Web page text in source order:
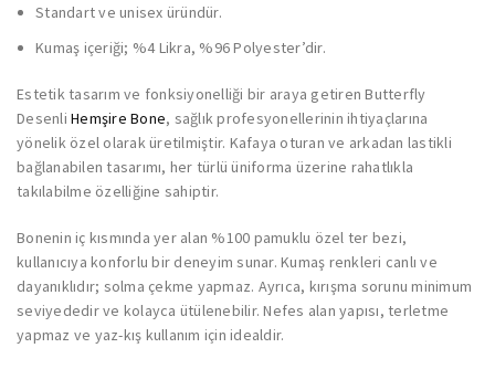
Standart ve unisex üründür.
Kumaş içeriği; %4 Likra, %96 Polyester’dir.
Estetik tasarım ve fonksiyonelliği bir araya getiren Butterfly
Desenli Hemşire Bone, sağlık profesyonellerinin ihtiyaçlarına
yönelik özel olarak üretilmiştir. Kafaya oturan ve arkadan lastikli
bağlanabilen tasarımı, her türlü üniforma üzerine rahatlıkla
takılabilme özelliğine sahiptir.
Bonenin iç kısmında yer alan %100 pamuklu özel ter bezi,
kullanıcıya konforlu bir deneyim sunar. Kumaş renkleri canlı ve
dayanıklıdır; solma çekme yapmaz. Ayrıca, kırışma sorunu minimum
seviyededir ve kolayca ütülenebilir. Nefes alan yapısı, terletme
yapmaz ve yaz-kış kullanım için idealdir.